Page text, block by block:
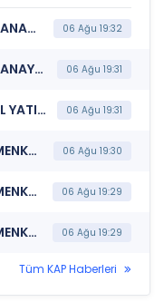
***VESBE*** VESTEL BEYAZ EŞYA SANAYİ VE TİCARET A.Ş. (İhraç Tavanına İlişkin Bildirim) 06 Ağu 19:32
***VESBE*** VESTEL BEYAZ EŞYA SANAYİ VE TİCARET A.Ş. (İhraç Belgesi) 06 Ağu 19:31
***AKFGY*** AKFEN GAYRİMENKUL YATIRIM ORTAKLIĞI A.Ş. (Genel Kurul İşlemlerine İlişkin Bildirim) 06 Ağu 19:31
***YGGYO*** YENİ GİMAT GAYRİMENKUL YATIRIM ORTAKLIĞI A.Ş. (Portföy Sınırlamalarına Uyumun Kontrolü) 06 Ağu 19:30
***YGGYO*** YENİ GİMAT GAYRİMENKUL YATIRIM ORTAKLIĞI A.Ş. (Sorumluluk Beyanı (Konsolide)) 06 Ağu 19:29
***YGGYO*** YENİ GİMAT GAYRİMENKUL YATIRIM ORTAKLIĞI A.Ş. (Faaliyet Raporu (Konsolide)) 06 Ağu 19:29
Tüm KAP Haberleri